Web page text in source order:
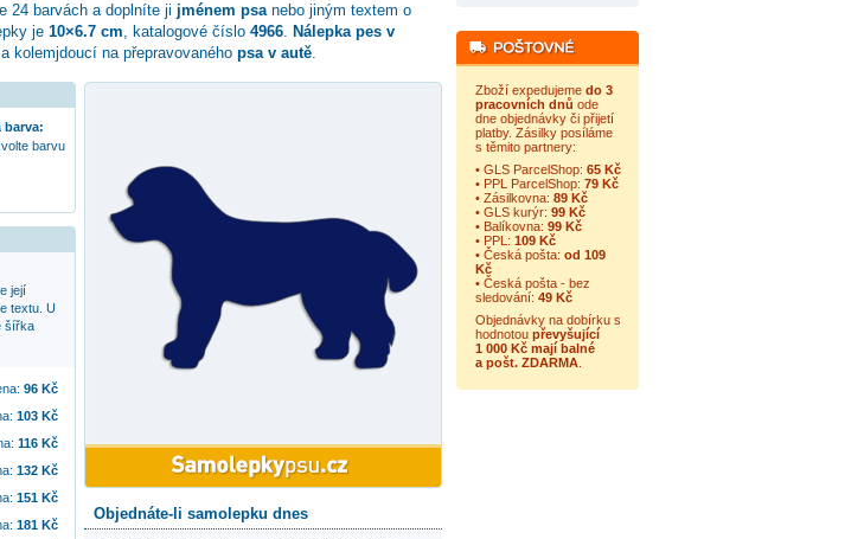
24 barvách a doplníte ji jménem psanebo jiným textem o
je 10×6.7 cm, katalogové číslo 4966. Nálepka pes v
kolemjdoucí na přepravovaného psa v autě.
Objednáte-li samolepku dnes
barva:
barvu
její
textu. U
šířka
96Kč
103Kč
116Kč
132Kč
151Kč
181Kč
Zboží expedujeme do 3
pracovních dnů ode
dne objednávky či přijetí
platby. Zásilky posíláme
s těmito partnery:
• GLS ParcelShop: 65 Kč
• PPL ParcelShop: 79 Kč
• Zásilkovna: 89 Kč
• GLS kurýr: 99 Kč
• Balíkovna: 99 Kč
• PPL: 109 Kč
• Česká pošta: od 109
Kč
• Česká pošta - bez
sledování: 49 Kč
Objednávky na dobírku s
hodnotou převyšující
1 000 Kč mají balné
a pošt. ZDARMA.